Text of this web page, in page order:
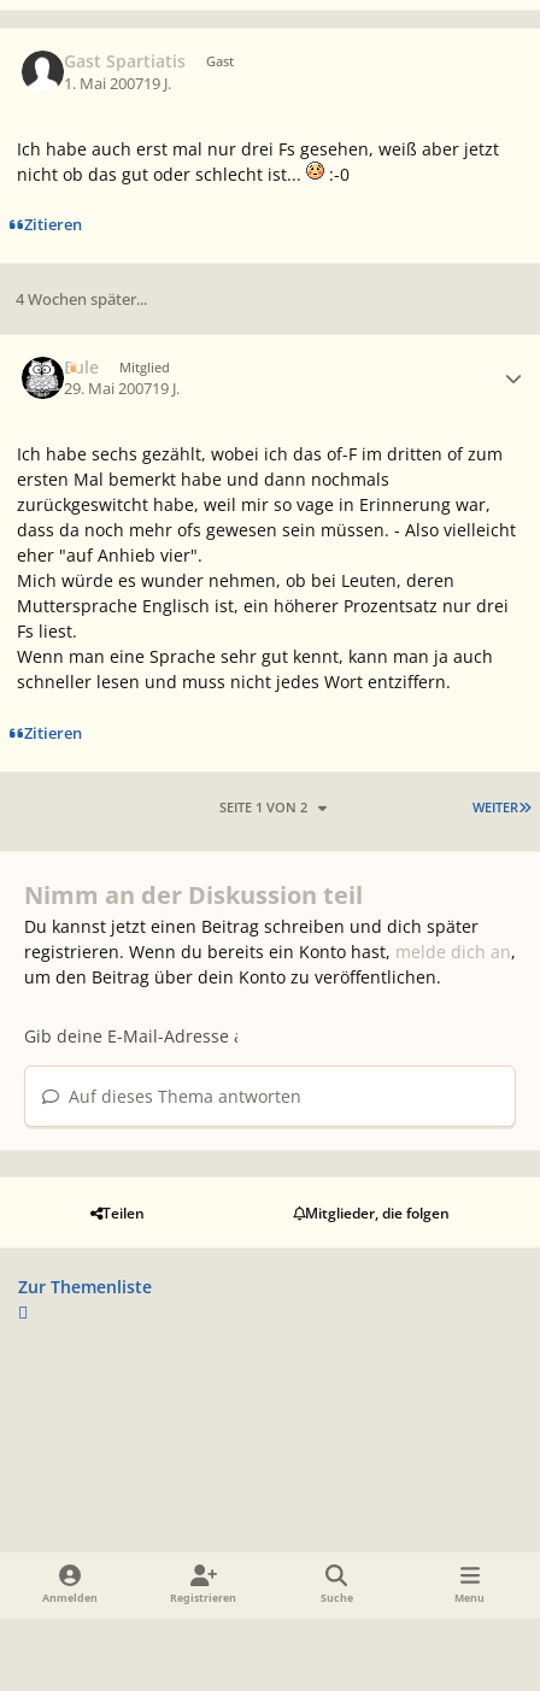
Gast Spartiatis Gast
1. Mai 200719 J.
Ich habe auch erst mal nur drei Fs gesehen, weiß aber jetzt
nicht ob das gut oder schlecht ist...
:-0
Zitieren
4 Wochen später...
Eule Mitglied
29. Mai 200719 J.
Ich habe sechs gezählt, wobei ich das of-F im dritten of zum
ersten Mal bemerkt habe und dann nochmals
zurückgeswitcht habe, weil mir so vage in Erinnerung war,
dass da noch mehr ofs gewesen sein müssen. - Also vielleicht
eher "auf Anhieb vier".
Mich würde es wunder nehmen, ob bei Leuten, deren
Muttersprache Englisch ist, ein höherer Prozentsatz nur drei
Fs liest.
Wenn man eine Sprache sehr gut kennt, kann man ja auch
schneller lesen und muss nicht jedes Wort entziffern.
Zitieren
WEITER
SEITE 1 VON 2
Nimm an der Diskussion teil
Du kannst jetzt einen Beitrag schreiben und dich später
registrieren. Wenn du bereits ein Konto hast, melde dich an,
um den Beitrag über dein Konto zu veröffentlichen.
Auf dieses Thema antworten
Teilen Mitglieder, die folgen
Zur Themenliste
Heller Modus
Dunkler ModusSystemeinstellung
Anmelden Registrieren Suche Menu